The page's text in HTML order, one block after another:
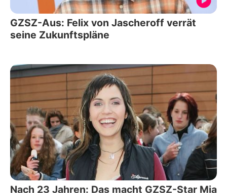
GZSZ-Aus: Felix von Jascheroff verrät
seine Zukunftspläne
Nach 23 Jahren: Das macht GZSZ-Star Mia